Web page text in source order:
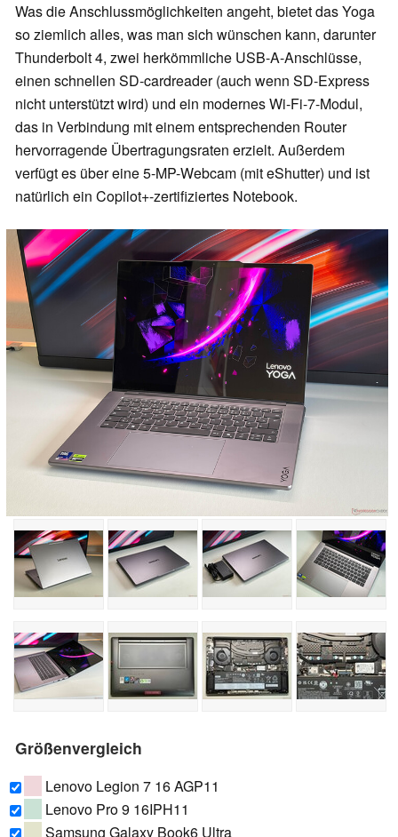
Was die Anschlussmöglichkeiten angeht, bietet das Yoga
so ziemlich alles, was man sich wünschen kann, darunter
Thunderbolt 4, zwei herkömmliche USB-A-Anschlüsse,
einen schnellen SD-cardreader (auch wenn SD-Express
nicht unterstützt wird) und ein modernes Wi-Fi-7-Modul,
das in Verbindung mit einem entsprechenden Router
hervorragende Übertragungsraten erzielt. Außerdem
verfügt es über eine 5-MP-Webcam (mit eShutter) und ist
natürlich ein Copilot+-zertifiziertes Notebook.
Größenvergleich
Lenovo Legion 7 16 AGP11
Lenovo Pro 9 16IPH11
Samsung Galaxy Book6 Ultra